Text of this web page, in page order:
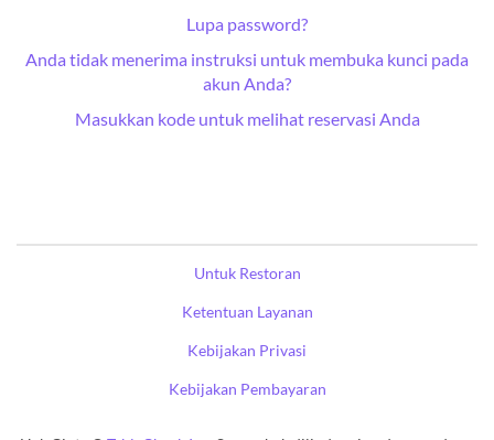
Lupa password?
Anda tidak menerima instruksi untuk membuka kunci pada
akun Anda?
Masukkan kode untuk melihat reservasi Anda
Untuk Restoran
Ketentuan Layanan
Kebijakan Privasi
Kebijakan Pembayaran